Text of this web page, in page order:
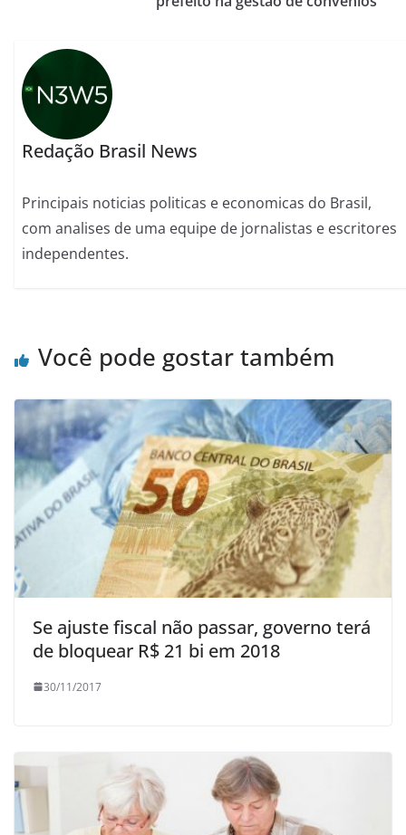
Redação Brasil News
Principais noticias politicas e economicas do Brasil,
com analises de uma equipe de jornalistas e escritores
independentes.
Você pode gostar também
Se ajuste fiscal não passar, governo terá
de bloquear R$ 21 bi em 2018
30/11/2017